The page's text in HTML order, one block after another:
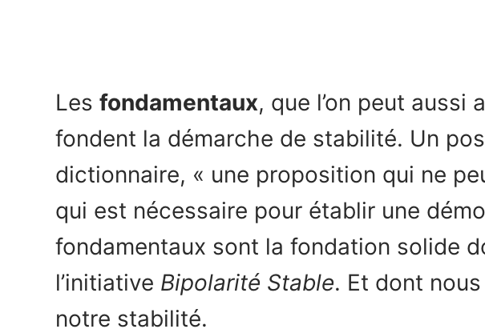
Les fondamentaux, que l’on peut aussi
fondent la démarche de stabilité. Un
dictionnaire, « une proposition qui ne
qui est nécessaire pour établir une
fondamentaux sont la fondation solide
l’initiative Bipolarité Stable. Et dont
notre stabilité.